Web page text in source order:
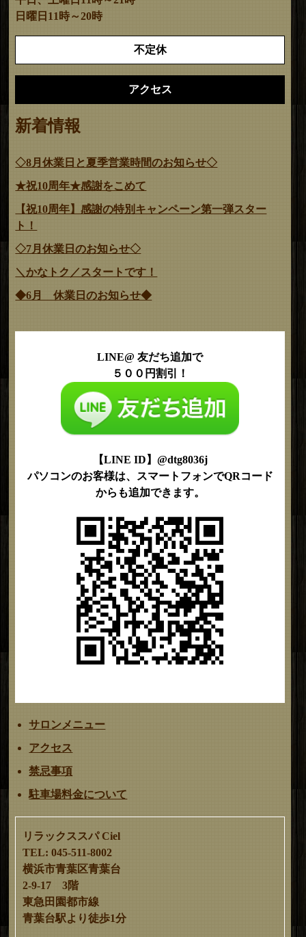
日曜日11時～20時
不定休
アクセス
新着情報
◇8月休業日と夏季営業時間のお知らせ◇
★祝10周年★感謝をこめて
【祝10周年】感謝の特別キャンペーン第一弾スター
ト！
◇7月休業日のお知らせ◇
＼かなトク／スタートです！
◆6月 休業日のお知らせ◆
LINE@ 友だち追加で
５００円割引！
【LINE ID】@dtg8036j
パソコンのお客様は、スマートフォンでQRコード
からも追加できます。
サロンメニュー
アクセス
禁忌事項
駐車場料金について
リラックススパ Ciel
TEL: 045-511-8002
横浜市青葉区青葉台
2-9-17 3階
東急田園都市線
青葉台駅より徒歩1分